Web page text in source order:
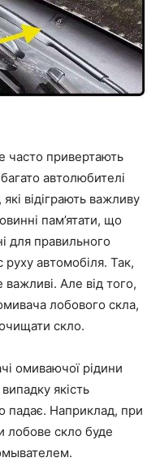
часто привертають
автолюбителі
відіграють важливу
пам’ятати, що
для правильного
автомобіля. Так,
Але від того,
лобового скла,
скло.
омиваючої рідини
якість
падає. Наприклад, при
лобове скло буде